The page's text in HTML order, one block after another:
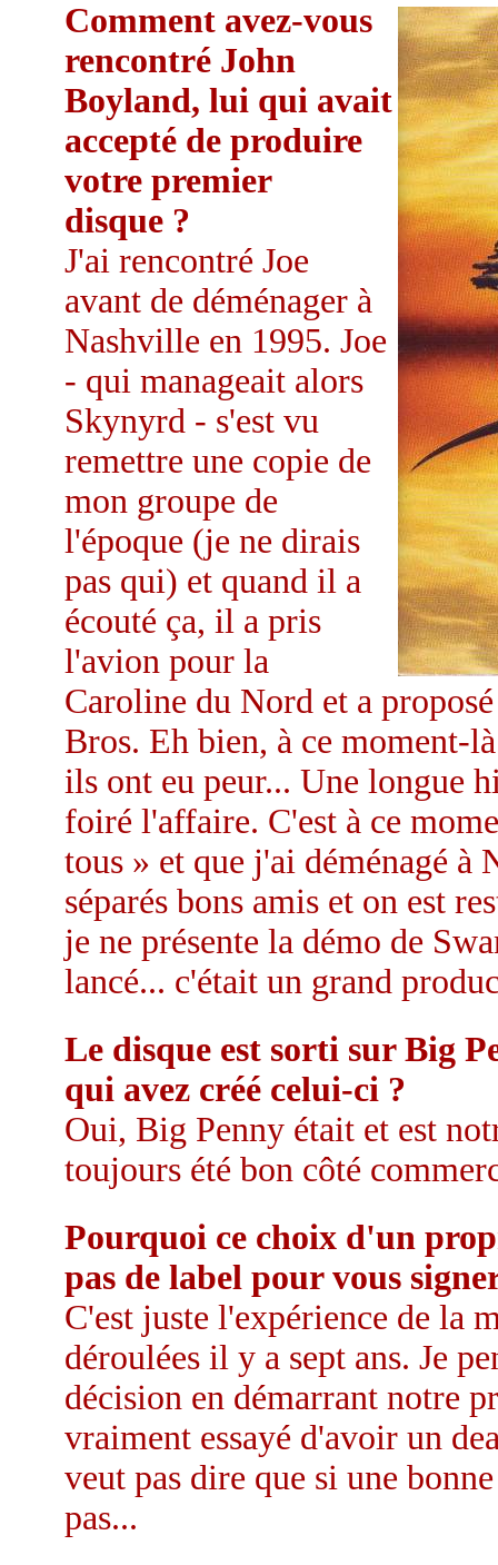
Comment avez-vous
rencontré John
Boyland, lui qui avait
accepté de produire
votre premier
disque ?
J'ai rencontré Joe
avant de déménager à
Nashville en 1995. Joe
- qui manageait alors
Skynyrd - s'est vu
remettre une copie de
mon groupe de
l'époque (je ne dirais
pas qui) et quand il a
écouté ça, il a pris
l'avion pour la
Caroline du Nord et a
Bros. Eh bien, à ce moment-
ils ont eu peur... Une longue
foiré l'affaire. C'est à ce
tous » et que j'ai déménagé à
séparés bons amis et on est
je ne présente la démo de
lancé... c'était un grand
Le disque est sorti sur Big
qui avez créé celui-ci ?
Oui, Big Penny était et est
toujours été bon côté
Pourquoi ce choix d'un
pas de label pour vous
C'est juste l'expérience de la
déroulées il y a sept ans. Je
décision en démarrant notre
vraiment essayé d'avoir un
veut pas dire que si une
pas...